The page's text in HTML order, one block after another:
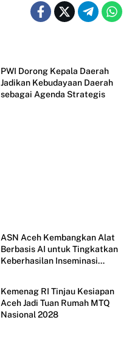
PWI Dorong Kepala Daerah
Jadikan Kebudayaan Daerah
sebagai Agenda Strategis
ASN Aceh Kembangkan Alat
Berbasis AI untuk Tingkatkan
Keberhasilan Inseminasi
Aceh
Kemenag RI Tinjau Kesiapan
Aceh Jadi Tuan Rumah MTQ
Nasional 2028